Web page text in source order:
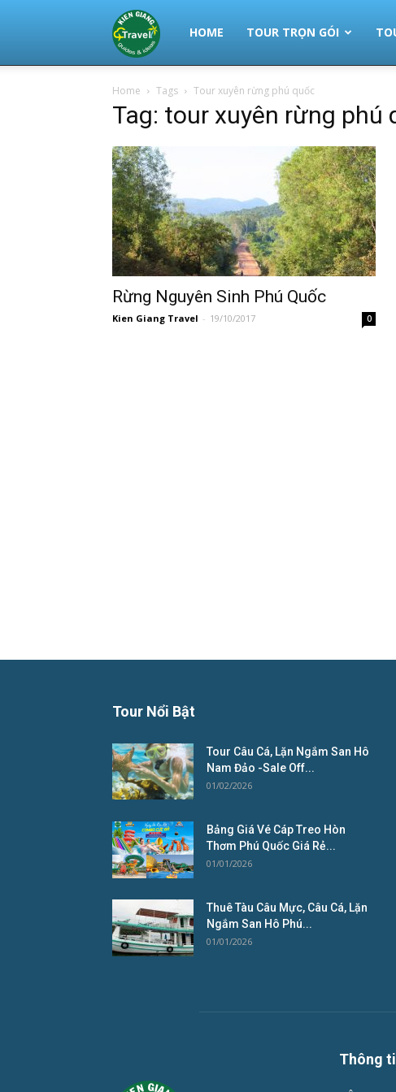
Thuê
Xe
Quốc
|
HOME TOUR TRỌN GÓI
Home Tags Tour xuyên rừng phú quốc
Tag: tour xuyên rừng phú
Rừng Nguyên Sinh Phú Quốc
Kien Giang Travel - 19/10/2017 0
Tour Nổi Bật
Tour Câu Cá, Lặn Ngắm San Hô
Nam Đảo -Sale Off...
01/02/2026
Bảng Giá Vé Cáp Treo Hòn
Thơm Phú Quốc Giá Rẻ...
01/01/2026
Thuê Tàu Câu Mực, Câu Cá, Lặn
Ngắm San Hô Phú...
01/01/2026
Thông